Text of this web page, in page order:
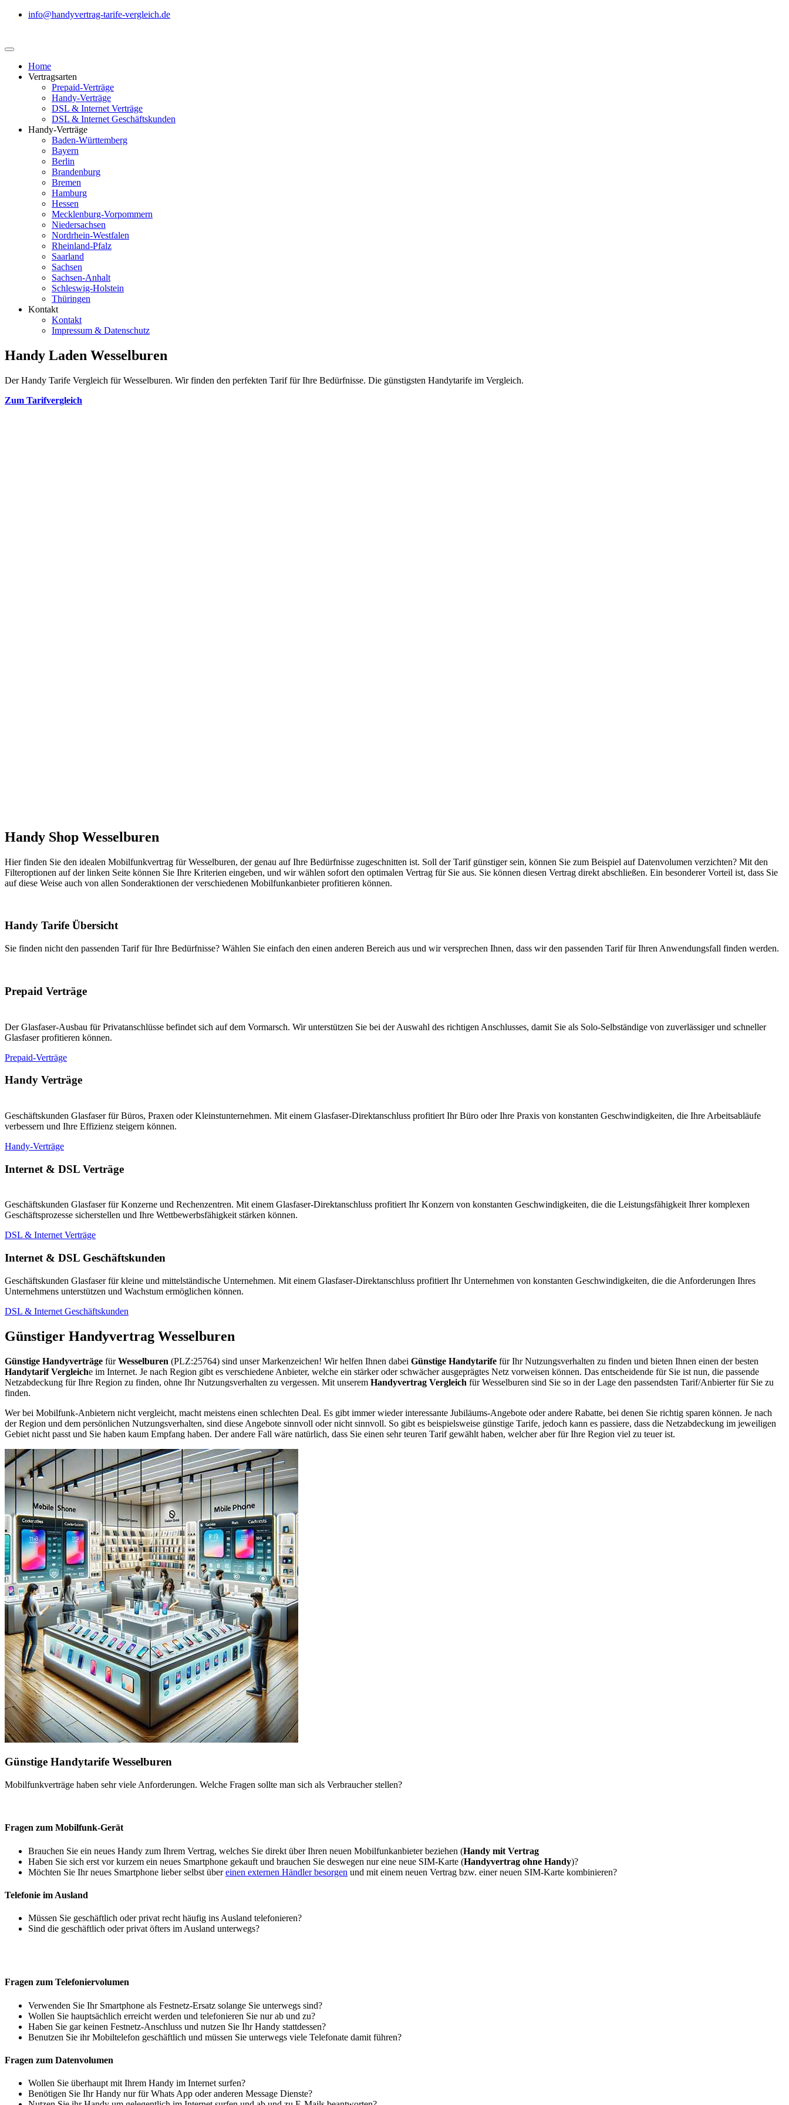
info@handyvertrag-tarife-vergleich.de
Home
Vertragsarten
Prepaid-Verträge
Handy-Verträge
DSL & Internet Verträge
DSL & Internet Geschäftskunden
Handy-Verträge
Baden-Württemberg
Bayern
Berlin
Brandenburg
Bremen
Hamburg
Hessen
Mecklenburg-Vorpommern
Niedersachsen
Nordrhein-Westfalen
Rheinland-Pfalz
Saarland
Sachsen
Sachsen-Anhalt
Schleswig-Holstein
Thüringen
Kontakt
Kontakt
Impressum & Datenschutz
Handy Laden Wesselburen
Der Handy Tarife Vergleich für Wesselburen. Wir finden den perfekten Tarif für Ihre Bedürfnisse. Die günstigsten Handytarife im Vergleich.
Zum Tarifvergleich
Handy Shop Wesselburen
Hier finden Sie den idealen Mobilfunkvertrag für Wesselburen, der genau auf Ihre Bedürfnisse zugeschnitten ist. Soll der Tarif günstiger sein, können Sie zum Beispiel auf Datenvolumen verzichten? Mit den
Filteroptionen auf der linken Seite können Sie Ihre Kriterien eingeben, und wir wählen sofort den optimalen Vertrag für Sie aus. Sie können diesen Vertrag direkt abschließen. Ein besonderer Vorteil ist, dass Sie
auf diese Weise auch von allen Sonderaktionen der verschiedenen Mobilfunkanbieter profitieren können.
Handy Tarife Übersicht
Sie finden nicht den passenden Tarif für Ihre Bedürfnisse? Wählen Sie einfach den einen anderen Bereich aus und wir versprechen Ihnen, dass wir den passenden Tarif für Ihren Anwendungsfall finden werden.
Prepaid Verträge
Der Glasfaser-Ausbau für Privatanschlüsse befindet sich auf dem Vormarsch. Wir unterstützen Sie bei der Auswahl des richtigen Anschlusses, damit Sie als Solo-Selbständige von zuverlässiger und schneller
Glasfaser profitieren können.
Prepaid-Verträge
Handy Verträge
Geschäftskunden Glasfaser für Büros, Praxen oder Kleinstunternehmen. Mit einem Glasfaser-Direktanschluss profitiert Ihr Büro oder Ihre Praxis von konstanten Geschwindigkeiten, die Ihre Arbeitsabläufe
verbessern und Ihre Effizienz steigern können.
Handy-Verträge
Internet & DSL Verträge
Geschäftskunden Glasfaser für Konzerne und Rechenzentren. Mit einem Glasfaser-Direktanschluss profitiert Ihr Konzern von konstanten Geschwindigkeiten, die die Leistungsfähigkeit Ihrer komplexen
Geschäftsprozesse sicherstellen und Ihre Wettbewerbsfähigkeit stärken können.
DSL & Internet Verträge
Internet & DSL Geschäftskunden
Geschäftskunden Glasfaser für kleine und mittelständische Unternehmen. Mit einem Glasfaser-Direktanschluss profitiert Ihr Unternehmen von konstanten Geschwindigkeiten, die die Anforderungen Ihres
Unternehmens unterstützen und Wachstum ermöglichen können.
DSL & Internet Geschäftskunden
Günstiger Handyvertrag Wesselburen
Günstige Handyverträge fürWesselburen (PLZ:25764) sind unser Markenzeichen! Wir helfen Ihnen dabei Günstige Handytarife für Ihr Nutzungsverhalten zu finden und bieten Ihnen einen der besten
Handytarif Vergleiche im Internet. Je nach Region gibt es verschiedene Anbieter, welche ein stärker oder schwächer ausgeprägtes Netz vorweisen können. Das entscheidende für Sie ist nun, die passende
Netzabdeckung für Ihre Region zu finden, ohne Ihr Nutzungsverhalten zu vergessen. Mit unserem Handyvertrag Vergleich für Wesselburen sind Sie so in der Lage den passendsten Tarif/Anbierter für Sie zu
finden.
Wer bei Mobilfunk-Anbietern nicht vergleicht, macht meistens einen schlechten Deal. Es gibt immer wieder interessante Jubiläums-Angebote oder andere Rabatte, bei denen Sie richtig sparen können. Je nach
der Region und dem persönlichen Nutzungsverhalten, sind diese Angebote sinnvoll oder nicht sinnvoll. So gibt es beispielsweise günstige Tarife, jedoch kann es passiere, dass die Netzabdeckung im jeweiligen
Gebiet nicht passt und Sie haben kaum Empfang haben. Der andere Fall wäre natürlich, dass Sie einen sehr teuren Tarif gewählt haben, welcher aber für Ihre Region viel zu teuer ist.
Günstige Handytarife Wesselburen
Mobilfunkverträge haben sehr viele Anforderungen. Welche Fragen sollte man sich als Verbraucher stellen?
Fragen zum Mobilfunk-Gerät
Brauchen Sie ein neues Handy zum Ihrem Vertrag, welches Sie direkt über Ihren neuen Mobilfunkanbieter beziehen (Handy mit Vertrag
Haben Sie sich erst vor kurzem ein neues Smartphone gekauft und brauchen Sie deswegen nur eine neue SIM-Karte (Handyvertrag ohne Handy)?
Möchten Sie Ihr neues Smartphone lieber selbst übereinen externen Händler besorgen und mit einem neuen Vertrag bzw. einer neuen SIM-Karte kombinieren?
Telefonie im Ausland
Müssen Sie geschäftlich oder privat recht häufig ins Ausland telefonieren?
Sind die geschäftlich oder privat öfters im Ausland unterwegs?
Fragen zum Telefoniervolumen
Verwenden Sie Ihr Smartphone als Festnetz-Ersatz solange Sie unterwegs sind?
Wollen Sie hauptsächlich erreicht werden und telefonieren Sie nur ab und zu?
Haben Sie gar keinen Festnetz-Anschluss und nutzen Sie Ihr Handy stattdessen?
Benutzen Sie ihr Mobiltelefon geschäftlich und müssen Sie unterwegs viele Telefonate damit führen?
Fragen zum Datenvolumen
Wollen Sie überhaupt mit Ihrem Handy im Internet surfen?
Benötigen Sie Ihr Handy nur für Whats App oder anderen Message Dienste?